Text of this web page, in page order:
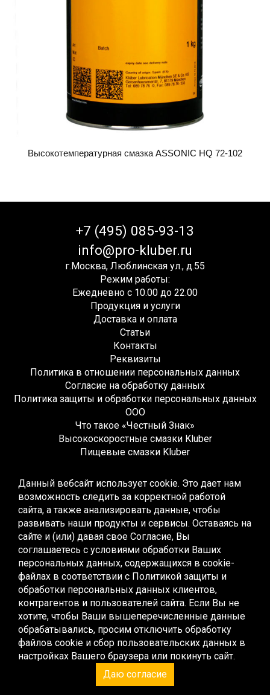
Данный вебсайт использует cookie. Это дает нам
возможность следить за корректной работой
сайта, а также анализировать данные, чтобы
развивать наши продукты и сервисы. Оставаясь на
сайте и (или) давая свое Согласие, Вы
соглашаетесь с условиями обработки Ваших
персональных данных, содержащихся в cookie-
файлах в соответствии с Политикой защиты и
обработки персональных данных клиентов,
контрагентов и пользователей сайта. Если Вы не
хотите, чтобы Ваши вышеперечисленные данные
обрабатывались, просим отключить обработку
файлов cookie и сбор пользовательских данных в
настройках Вашего браузера или покинуть сайт.
Даю согласие
Высокотемпературная смазка ASSONIC HQ 72-102
+7 (495) 085-93-13
info@pro-kluber.ru
г.Москва, Люблинская ул., д.55
Режим работы:
Ежедневно с 10.00 до 22.00
Продукция и услуги
Доставка и оплата
Статьи
Контакты
Реквизиты
Политика в отношении персональных данных
Согласие на обработку данных
Политика защиты и обработки персональных данных
ООО
Что такое «Честный Знак»
Высокоскоростные смазки Kluber
Пищевые смазки Kluber
Жидкие смазки Kluber
Монтажные смазки Kluber
Многоцелевые смазки Kluber
Синтетические смазки Kluber
Высокотемпературные смазки Kluber
Низкотемпературные смазки Kluber
Смазки для качения и скольжения Kluber
Смазки для скольжения Kluber
Контактные смазки Kluber
Специальные смазки Kluber
Эксплуатационные смазки Kluber
Жидкие смазки Kluber
Редукторные масла Kluber
Компрессорные масла Kluber
Пищевые масла Kluber
Монтажные пасты Kluber